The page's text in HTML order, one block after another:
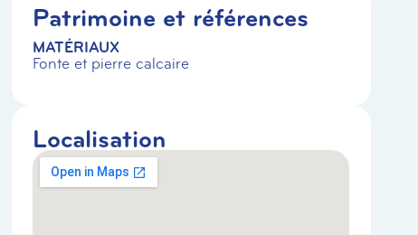
Patrimoine et références
MATÉRIAUX
Fonte et pierre calcaire
Localisation